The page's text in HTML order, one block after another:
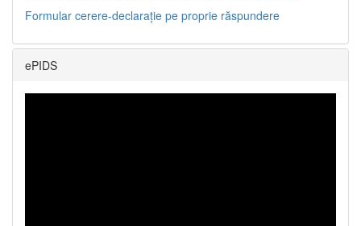
Formular cerere-declarație pe proprie răspundere
ePIDS